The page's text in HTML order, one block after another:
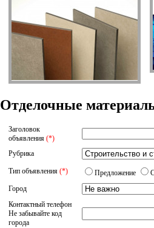
Отделочные
Заголовок
объявления (*)
Рубрика
Тип объявления (*) Предложение
Город
Контактный телефон
Не забывайте код
города